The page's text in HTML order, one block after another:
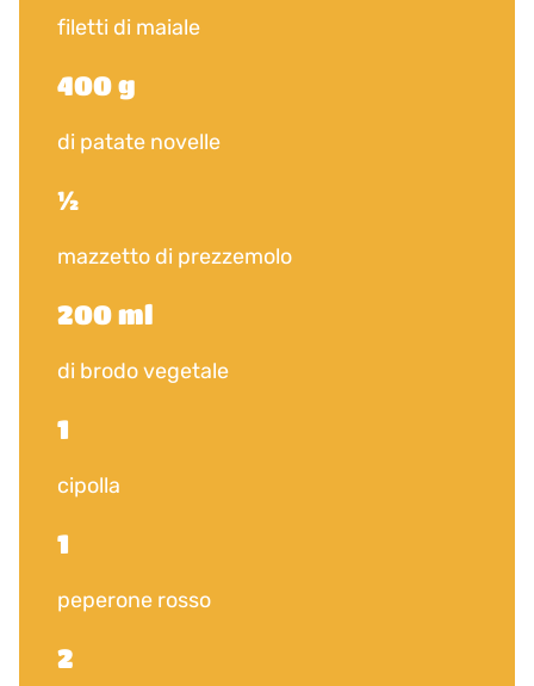
filetti di maiale
400 g
di patate novelle
½
mazzetto di prezzemolo
200 ml
di brodo vegetale
1
cipolla
1
peperone rosso
2